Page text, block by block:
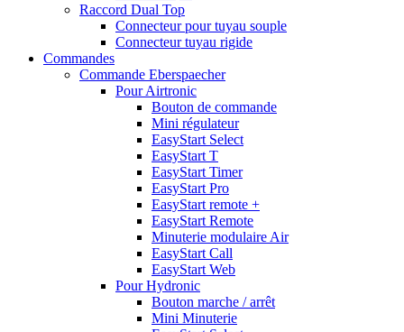
Raccord Dual Top
Connecteur pour tuyau souple
Connecteur tuyau rigide
Commandes
Commande Eberspaecher
Pour Airtronic
Bouton de commande
Mini régulateur
EasyStart Select
EasyStart T
EasyStart Timer
EasyStart Pro
EasyStart remote +
EasyStart Remote
Minuterie modulaire Air
EasyStart Call
EasyStart Web
Pour Hydronic
Bouton marche / arrêt
Mini Minuterie